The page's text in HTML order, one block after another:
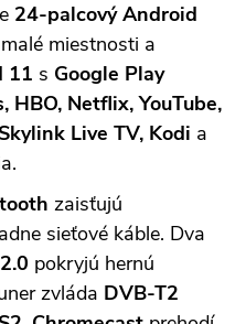
24-palcový Android
miestnosti a
11 s Google Play
HBO, Netflix, YouTube,
Live TV, Kodi a
zaisťujú
sieťové káble. Dva
pokryjú hernú
zvláda DVB-T2